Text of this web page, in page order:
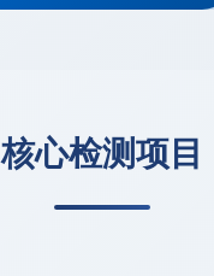
核心检测项目